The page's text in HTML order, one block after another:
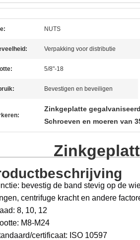
NUTS
Verpakking voor distributie
5/8"-18
Bevestigen en beveiligen
Zinkgeplatte
Schroeven en moeren van
bevestig de band stevig op de
centrifuge kracht en andere
8, 10, 12
M8-M24
certificaat: ISO 10597